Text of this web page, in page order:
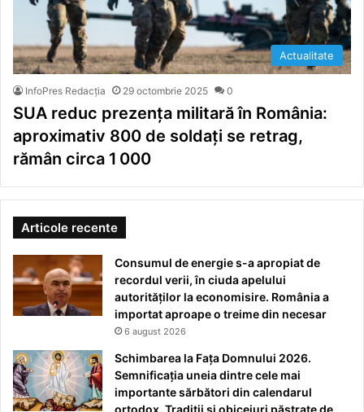
Actualitate
InfoPres Redacția 29 octombrie 2025 0
SUA reduc prezenţa militară în România:
aproximativ 800 de soldaţi se retrag,
rămân circa 1 000
Articole recente
Consumul de energie s-a apropiat de
recordul verii, în ciuda apelului
autorităților la economisire. România a
importat aproape o treime din necesar
6 august 2026
Schimbarea la Fața Domnului 2026.
Semnificația uneia dintre cele mai
importante sărbători din calendarul